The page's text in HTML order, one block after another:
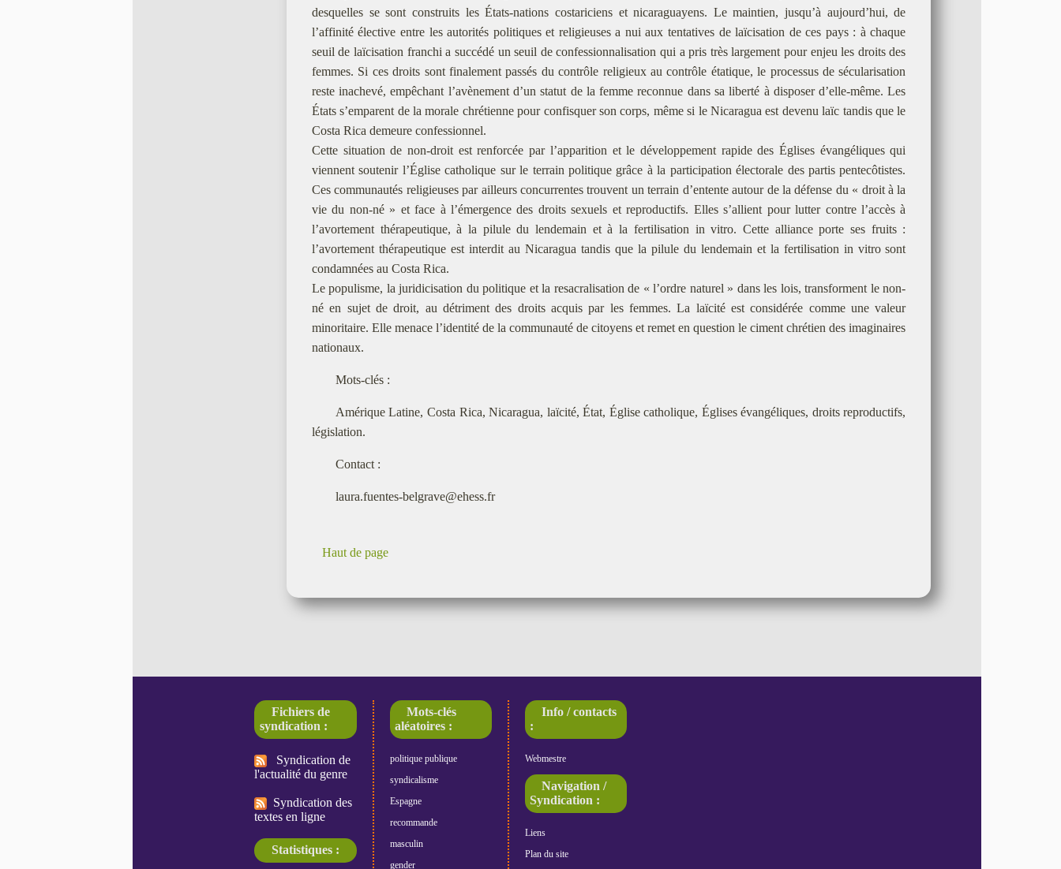
desquelles se sont construits les États-nations costariciens et nicaraguayens. Le maintien, jusqu’à aujourd’hui, de
l’affinité élective entre les autorités politiques et religieuses a nui aux tentatives de laïcisation de ces pays : à chaque
seuil de laïcisation franchi a succédé un seuil de confessionnalisation qui a pris très largement pour enjeu les droits des
femmes. Si ces droits sont finalement passés du contrôle religieux au contrôle étatique, le processus de sécularisation
reste inachevé, empêchant l’avènement d’un statut de la femme reconnue dans sa liberté à disposer d’elle-même. Les
États s’emparent de la morale chrétienne pour confisquer son corps, même si le Nicaragua est devenu laïc tandis que le
Costa Rica demeure confessionnel.
Cette situation de non-droit est renforcée par l’apparition et le développement rapide des Églises évangéliques qui
viennent soutenir l’Église catholique sur le terrain politique grâce à la participation électorale des partis pentecôtistes.
Ces communautés religieuses par ailleurs concurrentes trouvent un terrain d’entente autour de la défense du « droit à la
vie du non-né » et face à l’émergence des droits sexuels et reproductifs. Elles s’allient pour lutter contre l’accès à
l’avortement thérapeutique, à la pilule du lendemain et à la fertilisation in vitro. Cette alliance porte ses fruits :
l’avortement thérapeutique est interdit au Nicaragua tandis que la pilule du lendemain et la fertilisation in vitro sont
condamnées au Costa Rica.
Le populisme, la juridicisation du politique et la resacralisation de « l’ordre naturel » dans les lois, transforment le non-
né en sujet de droit, au détriment des droits acquis par les femmes. La laïcité est considérée comme une valeur
minoritaire. Elle menace l’identité de la communauté de citoyens et remet en question le ciment chrétien des imaginaires
nationaux.
Mots-clés :
Amérique Latine, Costa Rica, Nicaragua, laïcité, État, Église catholique, Églises évangéliques, droits reproductifs,
législation.
Contact :
laura.fuentes-belgrave@ehess.fr
Haut de page
Fichiers de
syndication :
Syndication de
l'actualité du genre
Syndication des
textes en ligne
Statistiques :
Mots-clés
aléatoires :
politique publique
syndicalisme
Espagne
recommande
masculin
gender
Info / contacts
:
Webmestre
Navigation /
Syndication :
Liens
Plan du site